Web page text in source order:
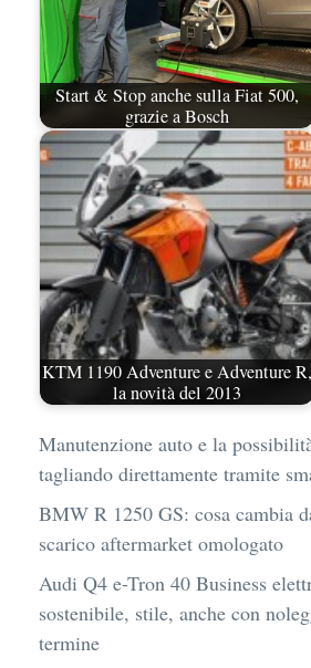
Start & Stop anche sulla Fiat 500,
grazie a Bosch
KTM 1190 Adventure e Adventure R,
la novità del 2013
Manutenzione auto e la
tagliando direttamente tramite
BMW R 1250 GS: cosa cambia
scarico aftermarket omologato
Audi Q4 e-Tron 40 Business
sostenibile, stile, anche con
termine